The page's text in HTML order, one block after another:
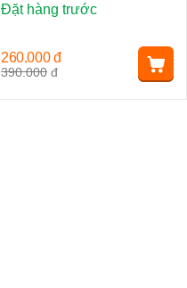
Đặt hàng trước
390.000 đ
260.000 đ